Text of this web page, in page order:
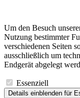
Um den Besuch
Nutzung bestimmter
verschiedenen Seiten
ausschließlich um
Endgerät abgelegt
Essenziell
Details einblenden für